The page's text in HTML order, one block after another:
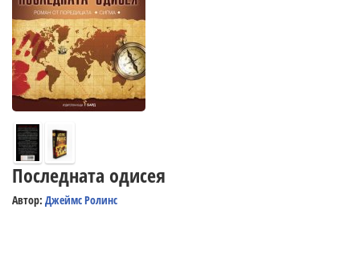
Последната одисея
Автор: Джеймс Ролинс